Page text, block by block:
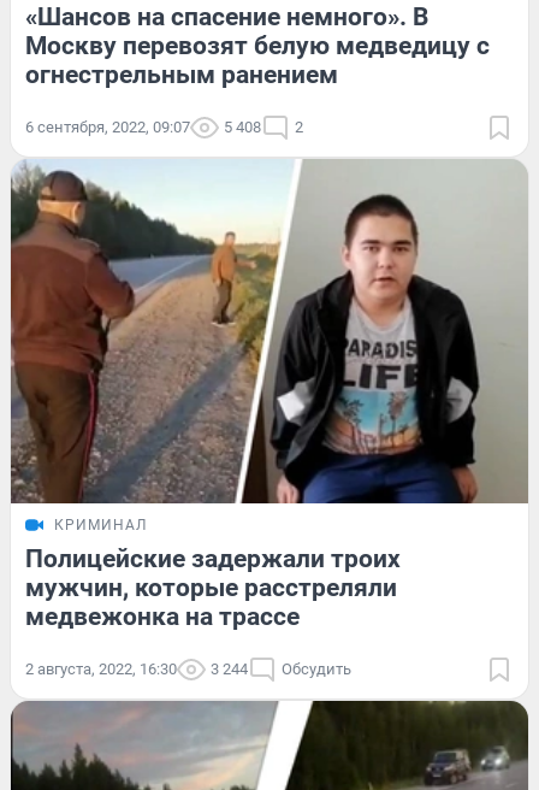
«Шансов на спасение немного». В
Москву перевозят белую медведицу с
огнестрельным ранением
6 сентября, 2022, 09:07 5 408 2
КРИМИНАЛ
Полицейские задержали троих
мужчин, которые расстреляли
медвежонка на трассе
2 августа, 2022, 16:30 3 244 Обсудить